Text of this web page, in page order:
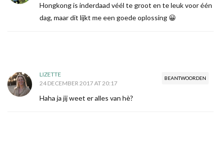
Hongkong is inderdaad véél te groot en te leuk voor één
dag, maar dit lijkt me een goede oplossing 😀
BEANTWOORDEN
LIZETTE
24 DECEMBER 2017 AT 20:17
Haha ja jij weet er alles van hè?